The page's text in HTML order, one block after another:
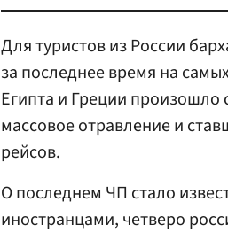
Для туристов из России
за последнее время на
Египта и Греции произошло
массовое отравление и
рейсов.
О последнем ЧП стало
иностранцами, четверо